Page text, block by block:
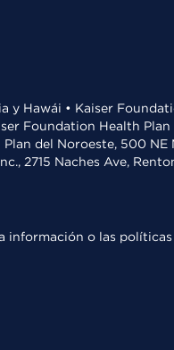
y Hawái • Kaiser
Foundation Health
del Noroeste, 500 NE
2715 Naches Ave,
información o las